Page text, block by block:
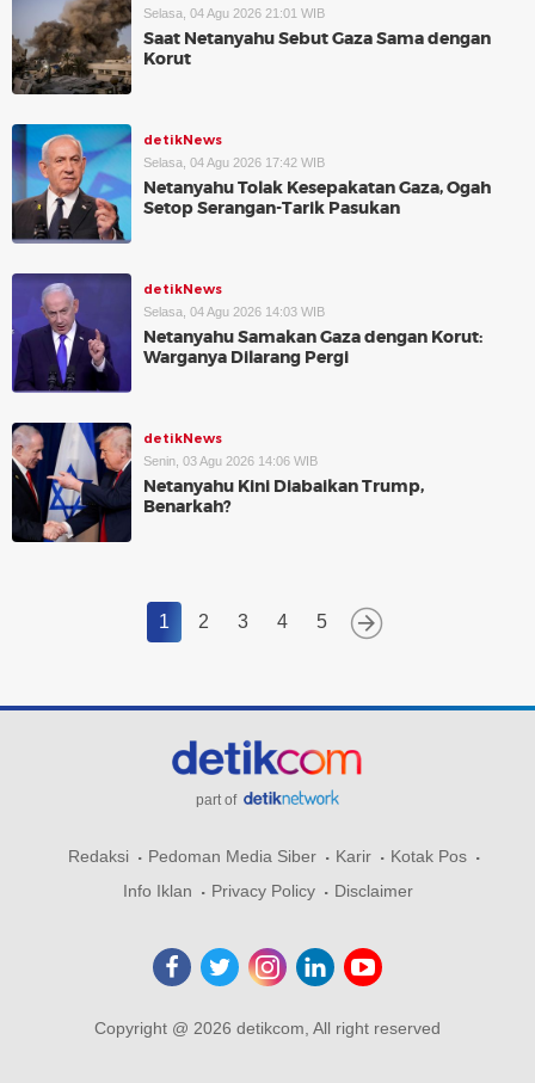
Selasa, 04 Agu 2026 21:01 WIB
Saat Netanyahu Sebut Gaza Sama dengan
Korut
detikNews
Selasa, 04 Agu 2026 17:42 WIB
Netanyahu Tolak Kesepakatan Gaza, Ogah
Setop Serangan-Tarik Pasukan
detikNews
Selasa, 04 Agu 2026 14:03 WIB
Netanyahu Samakan Gaza dengan Korut:
Warganya Dilarang Pergi
detikNews
Senin, 03 Agu 2026 14:06 WIB
Netanyahu Kini Diabaikan Trump,
Benarkah?
1 2 3 4 5
part of
Redaksi Pedoman Media Siber Karir
Kotak Pos
Info Iklan
Privacy Policy Disclaimer
Copyright @ 2026 detikcom, All right reserved